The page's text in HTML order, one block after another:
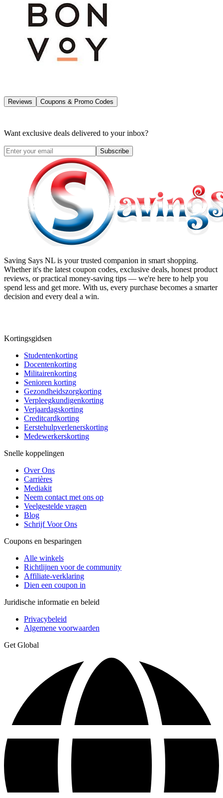
Reviews Coupons & Promo Codes
Want exclusive deals delivered to your inbox?
Subscribe
Saving Says NL is your trusted companion in smart shopping.
Whether it's the latest coupon codes, exclusive deals, honest product
reviews, or practical money-saving tips — we're here to help you
spend less and get more. With us, every purchase becomes a smarter
decision and every deal a win.
Kortingsgidsen
Studentenkorting
Docentenkorting
Militairenkorting
Senioren korting
Gezondheidszorgkorting
Verpleegkundigenkorting
Verjaardagskorting
Creditcardkorting
Eerstehulpverlenerskorting
Medewerkerskorting
Snelle koppelingen
Over Ons
Carrières
Mediakit
Neem contact met ons op
Veelgestelde vragen
Blog
Schrijf Voor Ons
Coupons en besparingen
Alle winkels
Richtlijnen voor de community
Affiliate-verklaring
Dien een coupon in
Juridische informatie en beleid
Privacybeleid
Algemene voorwaarden
Get Global